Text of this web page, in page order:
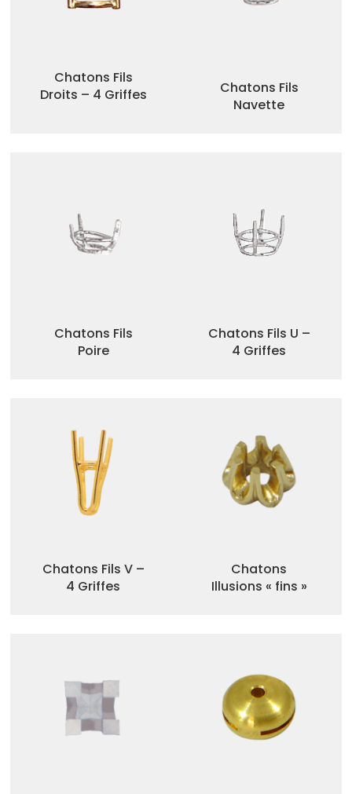
Chatons Fils
Droits – 4 Griffes
Chatons Fils
Navette
Chatons Fils
Poire
Chatons Fils U –
4 Griffes
Chatons Fils V –
4 Griffes
Chatons
Illusions « fins »